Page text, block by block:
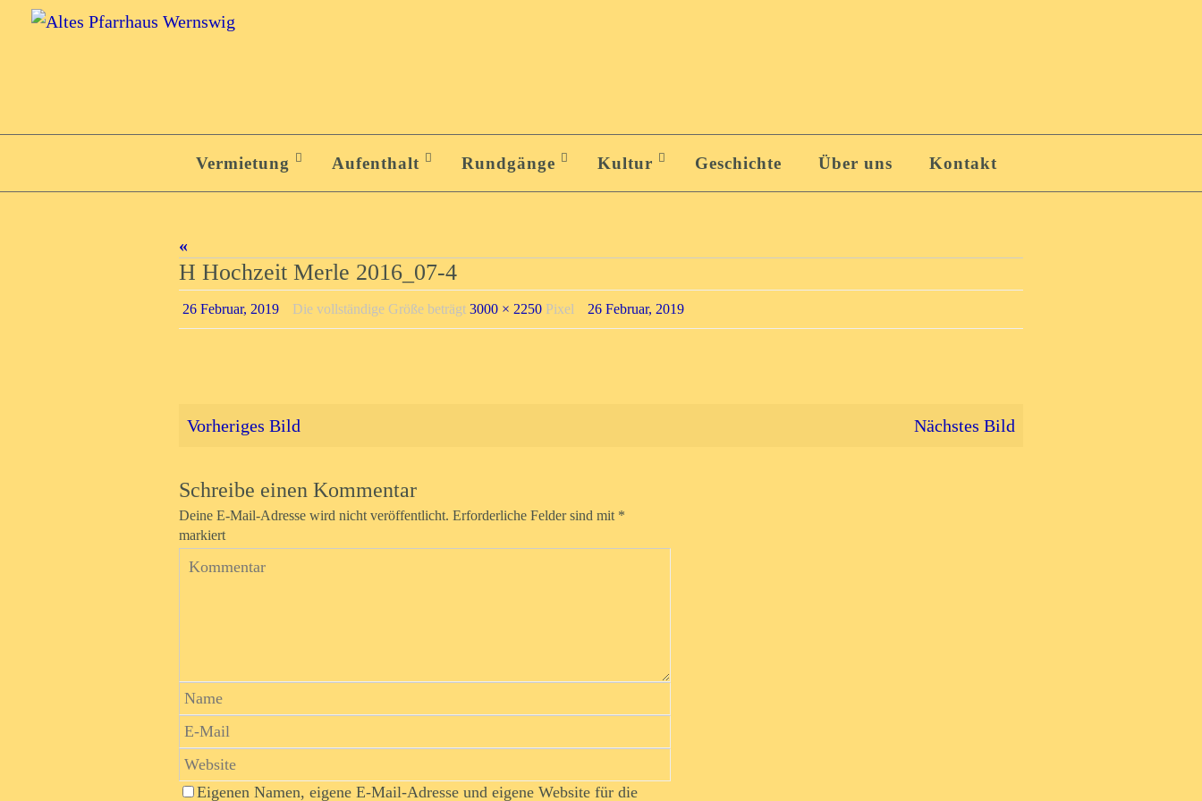
Zum
Vermietung Aufenthalt Rundgänge Kultur Geschichte Über uns Kontakt
«
H Hochzeit Merle 2016_07-4
26 Februar, 2019 Die vollständige Größe beträgt 3000 × 2250 Pixel 26 Februar, 2019
Vorheriges Bild Nächstes Bild
Schreibe einen Kommentar
Deine E-Mail-Adresse wird nicht veröffentlicht. Erforderliche Felder sind mit *
markiert
Eigenen Namen, eigene E-Mail-Adresse und eigene Website für die